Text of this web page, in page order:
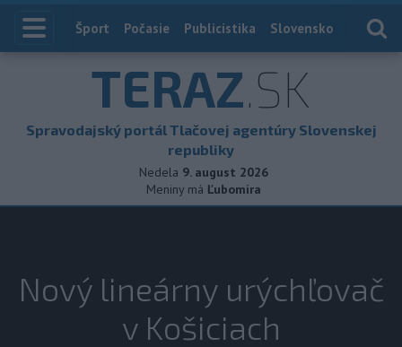
Index
Šport Počasie Publicistika Slovensko
TERAZ.SK
Spravodajský portál Tlačovej agentúry Slovenskej
republiky
Nedela 9. august 2026
Meniny má Ľubomíra
Nový lineárny urýchľovač
v Košiciach